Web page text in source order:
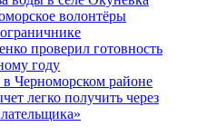
волонтёры
проверил готовность
году
Черноморском районе
легко получить через